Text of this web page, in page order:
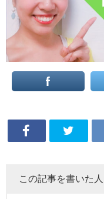
この記事を書いた人